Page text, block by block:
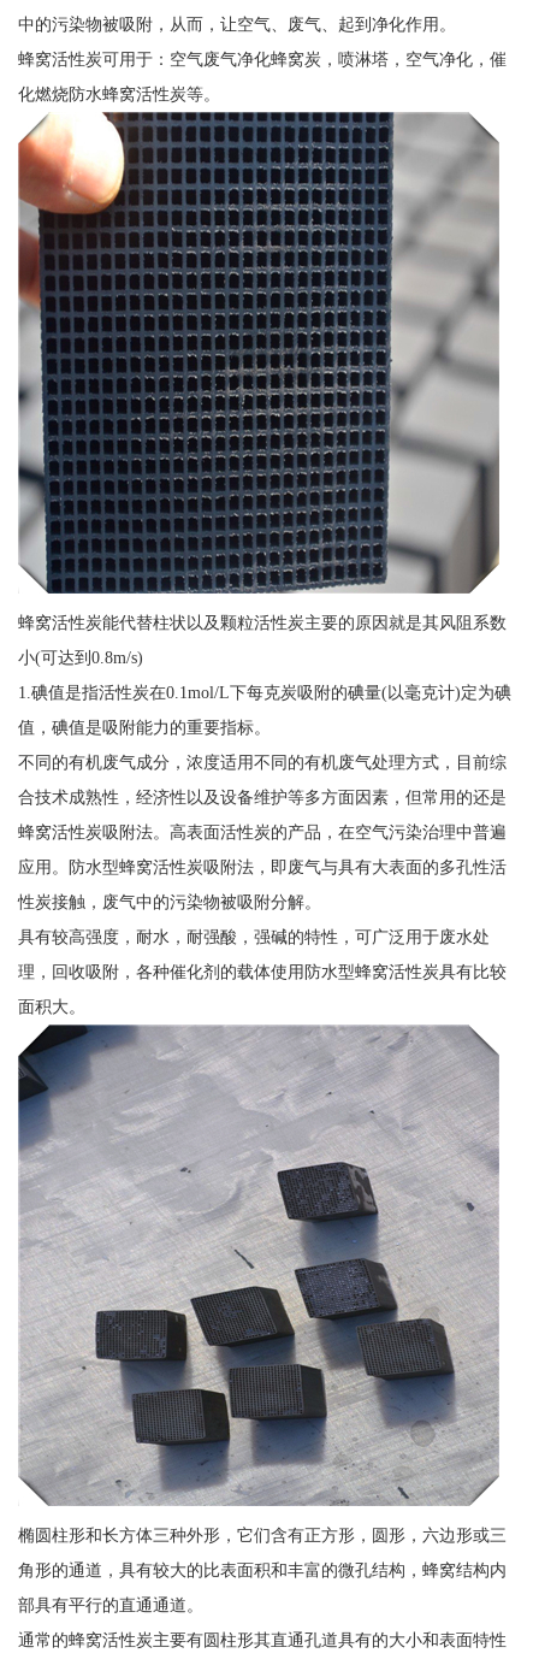
中的污染物被吸附，从而，让空气、废气、起到净化作用。
蜂窝活性炭可用于：空气废气净化蜂窝炭，喷淋塔，空气净化，催
化燃烧防水蜂窝活性炭等。
蜂窝活性炭能代替柱状以及颗粒活性炭主要的原因就是其风阻系数
小(可达到0.8m/s)
1.碘值是指活性炭在0.1mol/L下每克炭吸附的碘量(以毫克计)定为碘
值，碘值是吸附能力的重要指标。
不同的有机废气成分，浓度适用不同的有机废气处理方式，目前综
合技术成熟性，经济性以及设备维护等多方面因素，但常用的还是
蜂窝活性炭吸附法。高表面活性炭的产品，在空气污染治理中普遍
应用。防水型蜂窝活性炭吸附法，即废气与具有大表面的多孔性活
性炭接触，废气中的污染物被吸附分解。
具有较高强度，耐水，耐强酸，强碱的特性，可广泛用于废水处
理，回收吸附，各种催化剂的载体使用防水型蜂窝活性炭具有比较
面积大。
椭圆柱形和长方体三种外形，它们含有正方形，圆形，六边形或三
角形的通道，具有较大的比表面积和丰富的微孔结构，蜂窝结构内
部具有平行的直通通道。
通常的蜂窝活性炭主要有圆柱形其直通孔道具有的大小和表面特性